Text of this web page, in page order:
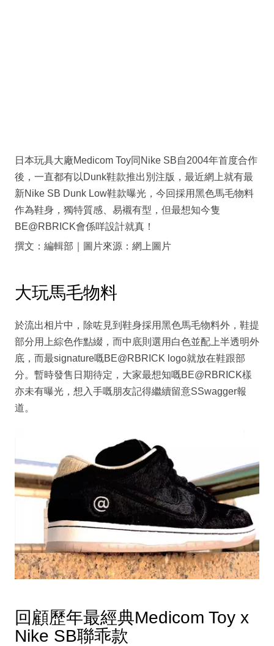
日本玩具大廠Medicom Toy同Nike SB自2004年首度合作
後，一直都有以Dunk鞋款推出別注版，最近網上就有最
新Nike SB Dunk Low鞋款曝光，今回採用黑色馬毛物料
作為鞋身，獨特質感、易襯有型，但最想知今隻
BE@RBRICK會係咩設計就真！
撰文：編輯部｜圖片來源：網上圖片
大玩馬毛物料
於流出相片中，除咗見到鞋身採用黑色馬毛物料外，鞋提
部分用上綜色作點綴，而中底則選用白色並配上半透明外
底，而最signature嘅BE@RBRICK logo就放在鞋跟部
分。暫時發售日期待定，大家最想知嘅BE@RBRICK樣
亦未有曝光，想入手嘅朋友記得繼續留意SSwagger報
道。
回顧歷年最經典Medicom Toy x
Nike SB聯乖款